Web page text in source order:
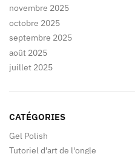
novembre 2025
octobre 2025
septembre 2025
août 2025
juillet 2025
CATÉGORIES
Gel Polish
Tutoriel d'art de l'ongle